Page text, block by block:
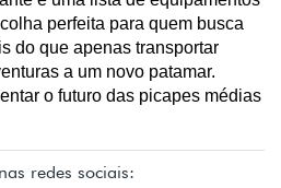
perfeita para quem busca
do que apenas transportar
a um novo patamar.
o futuro das picapes médias
redes sociais: